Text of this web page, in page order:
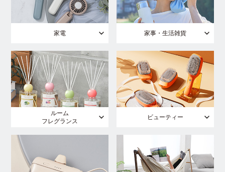
家電 家事・生活雑貨
ルーム
フレグランス
ビューティー